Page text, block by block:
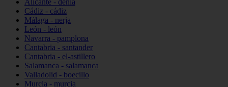
Alicante - dénia
Cádiz - cádiz
Málaga - nerja
León - león
Navarra - pamplona
Cantabria - santander
Cantabria - el-astillero
Salamanca - salamanca
Valladolid - boecillo
Murcia - murcia